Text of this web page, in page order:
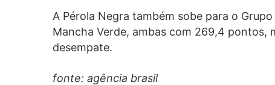
A Pérola Negra também sobe para o
Mancha Verde, ambas com 269,4 pontos,
desempate.
fonte: agência brasil